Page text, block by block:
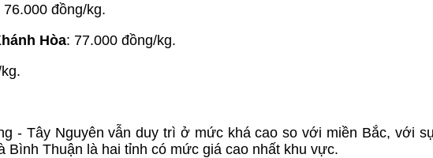
76.000 đồng/kg.
Hòa: 77.000 đồng/kg.
- Tây Nguyên vẫn duy trì ở mức khá cao so với miền Bắc, với
Thuận là hai tỉnh có mức giá cao nhất khu vực.